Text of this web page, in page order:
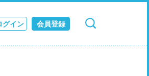
グイン 会員登録
検索 キャンセル